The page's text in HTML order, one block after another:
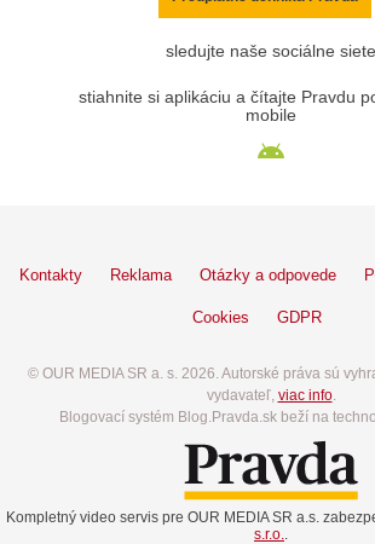
sledujte naše sociálne siete
stiahnite si aplikáciu a čítajte Pravdu
mobile
Kontakty Reklama Otázky a odpovede
Cookies GDPR
© OUR MEDIA SR a. s. 2026. Autorské práva sú
vydavateľ, viac info.
Blogovací systém Blog.Pravda.sk beží na
Kompletný video servis pre OUR MEDIA SR a.s.
s.r.o.